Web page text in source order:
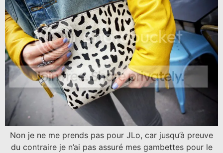
Non je ne me prends pas pour JLo, car jusqu’à preuve
du contraire je n’ai pas assuré mes gambettes pour le